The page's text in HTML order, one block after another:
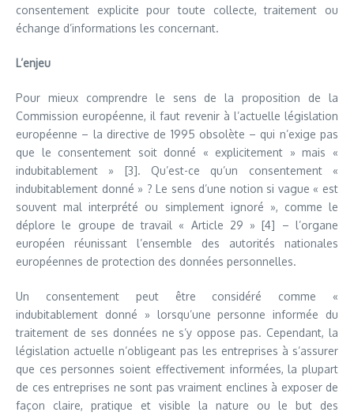
consentement explicite pour toute collecte, traitement ou
échange d’informations les concernant.
L’enjeu
Pour mieux comprendre le sens de la proposition de la
Commission européenne, il faut revenir à l’actuelle législation
européenne – la directive de 1995 obsolète – qui n’exige pas
que le consentement soit donné « explicitement » mais «
indubitablement » [3]. Qu’est-ce qu’un consentement «
indubitablement donné » ? Le sens d’une notion si vague « est
souvent mal interprété ou simplement ignoré », comme le
déplore le groupe de travail « Article 29 » [4] – l’organe
européen réunissant l’ensemble des autorités nationales
européennes de protection des données personnelles.
Un consentement peut être considéré comme «
indubitablement donné » lorsqu’une personne informée du
traitement de ses données ne s’y oppose pas. Cependant, la
législation actuelle n’obligeant pas les entreprises à s’assurer
que ces personnes soient effectivement informées, la plupart
de ces entreprises ne sont pas vraiment enclines à exposer de
façon claire, pratique et visible la nature ou le but des